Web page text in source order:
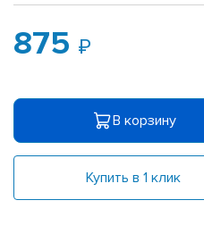
875
В корзину
Купить в 1 клик